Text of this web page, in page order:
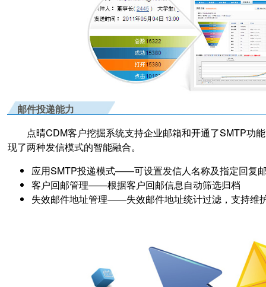
邮件投递能力
点晴CDM客户挖掘系统支持企业邮箱和开通了SMTP功能
现了两种发信模式的智能融合。
应用SMTP投递模式——可设置发信人名称及指定回复
客户回邮管理——根据客户回邮信息自动筛选归档
失效邮件地址管理——失效邮件地址统计过滤，支持维